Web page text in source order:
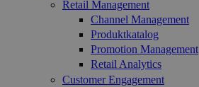
Retail Management
Channel Management
Produktkatalog
Promotion Management
Retail Analytics
Customer Engagement